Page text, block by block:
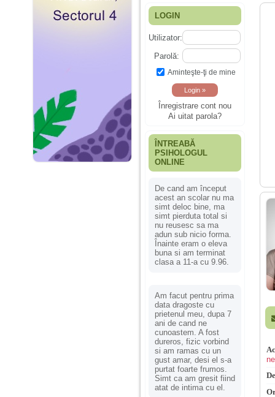
LOGIN
Utilizator:
Parolă:
Aminteşte-ţi de mine
Înregistrare cont nou
Ai uitat parola?
ÎNTREABĂ
PSIHOLOGUL
ONLINE
De cand am început
acest an scolar nu ma
simt deloc bine, ma
simt pierduta total si
nu reusesc sa ma
adun sub nicio forma.
Înainte eram o eleva
buna si am terminat
clasa a 11-a cu 9.96.
Am facut pentru prima
data dragoste cu
prietenul meu, dupa 7
ani de cand ne
cunoastem. A fost
dureros, fizic vorbind
si am ramas cu un
gust amar, desi el s-a
purtat foarte frumos.
Simt ca am gresit fiind
atat de intima cu el.